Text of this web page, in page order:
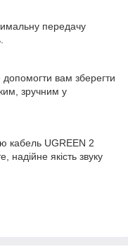
передачу
вам зберегти
зручним у
кабель UGREEN 2
надійне якість звуку